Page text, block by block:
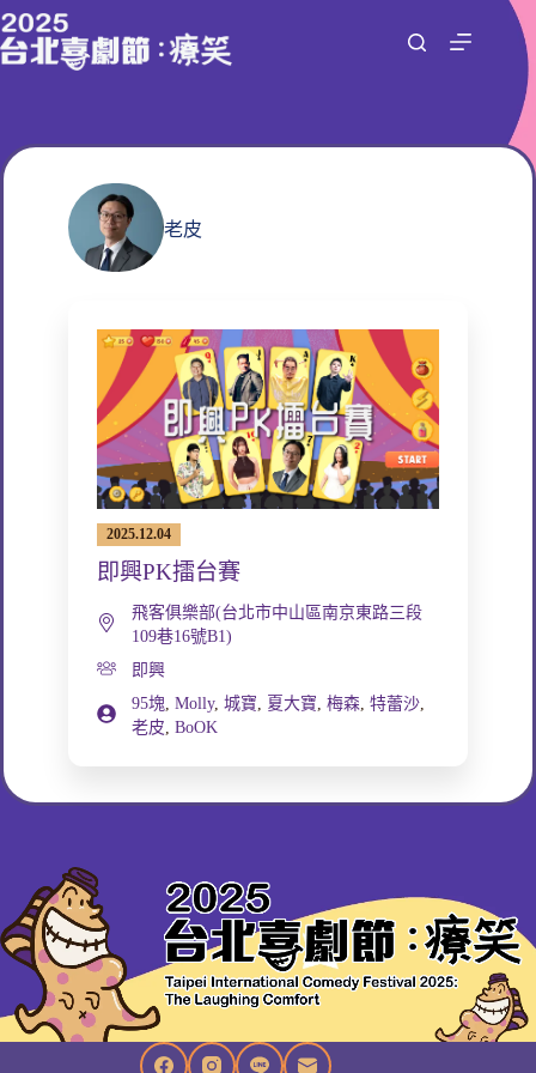
跳
至
容
老皮
2025.12.04
即興PK擂台賽
飛客俱樂部(台北市中山區南京東路三段
109巷16號B1)
即興
95塊, Molly, 城寶, 夏大寶, 梅森, 特蕾沙,
老皮, BoOK